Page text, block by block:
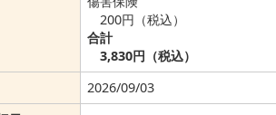
200円（税込）
合計
3,830円（税込）
2026/09/03